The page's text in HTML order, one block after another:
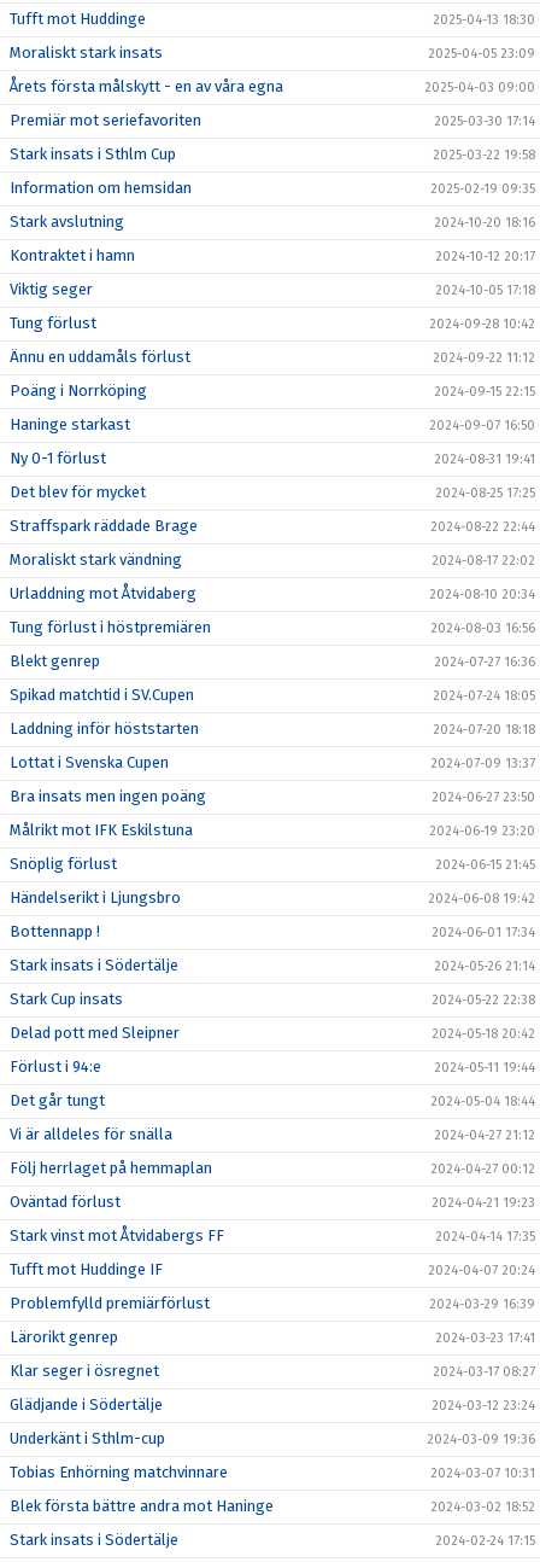
Tufft mot Huddinge 2025-04-13 18:30
Moraliskt stark insats 2025-04-05 23:09
Årets första målskytt - en av våra egna 2025-04-03 09:00
Premiär mot seriefavoriten 2025-03-30 17:14
Stark insats i Sthlm Cup 2025-03-22 19:58
Information om hemsidan 2025-02-19 09:35
Stark avslutning 2024-10-20 18:16
Kontraktet i hamn 2024-10-12 20:17
Viktig seger 2024-10-05 17:18
Tung förlust 2024-09-28 10:42
Ännu en uddamåls förlust 2024-09-22 11:12
Poäng i Norrköping 2024-09-15 22:15
Haninge starkast 2024-09-07 16:50
Ny 0-1 förlust 2024-08-31 19:41
Det blev för mycket 2024-08-25 17:25
Straffspark räddade Brage 2024-08-22 22:44
Moraliskt stark vändning 2024-08-17 22:02
Urladdning mot Åtvidaberg 2024-08-10 20:34
Tung förlust i höstpremiären 2024-08-03 16:56
Blekt genrep 2024-07-27 16:36
Spikad matchtid i SV.Cupen 2024-07-24 18:05
Laddning inför höststarten 2024-07-20 18:18
Lottat i Svenska Cupen 2024-07-09 13:37
Bra insats men ingen poäng 2024-06-27 23:50
Målrikt mot IFK Eskilstuna 2024-06-19 23:20
Snöplig förlust 2024-06-15 21:45
Händelserikt i Ljungsbro 2024-06-08 19:42
Bottennapp ! 2024-06-01 17:34
Stark insats i Södertälje 2024-05-26 21:14
Stark Cup insats 2024-05-22 22:38
Delad pott med Sleipner 2024-05-18 20:42
Förlust i 94:e 2024-05-11 19:44
Det går tungt 2024-05-04 18:44
Vi är alldeles för snälla 2024-04-27 21:12
Följ herrlaget på hemmaplan 2024-04-27 00:12
Oväntad förlust 2024-04-21 19:23
Stark vinst mot Åtvidabergs FF 2024-04-14 17:35
Tufft mot Huddinge IF 2024-04-07 20:24
Problemfylld premiärförlust 2024-03-29 16:39
Lärorikt genrep 2024-03-23 17:41
Klar seger i ösregnet 2024-03-17 08:27
Glädjande i Södertälje 2024-03-12 23:24
Underkänt i Sthlm-cup 2024-03-09 19:36
Tobias Enhörning matchvinnare 2024-03-07 10:31
Blek första bättre andra mot Haninge 2024-03-02 18:52
Stark insats i Södertälje 2024-02-24 17:15